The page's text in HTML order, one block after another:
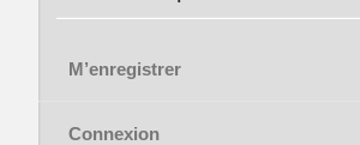
M’enregistrer
Connexion